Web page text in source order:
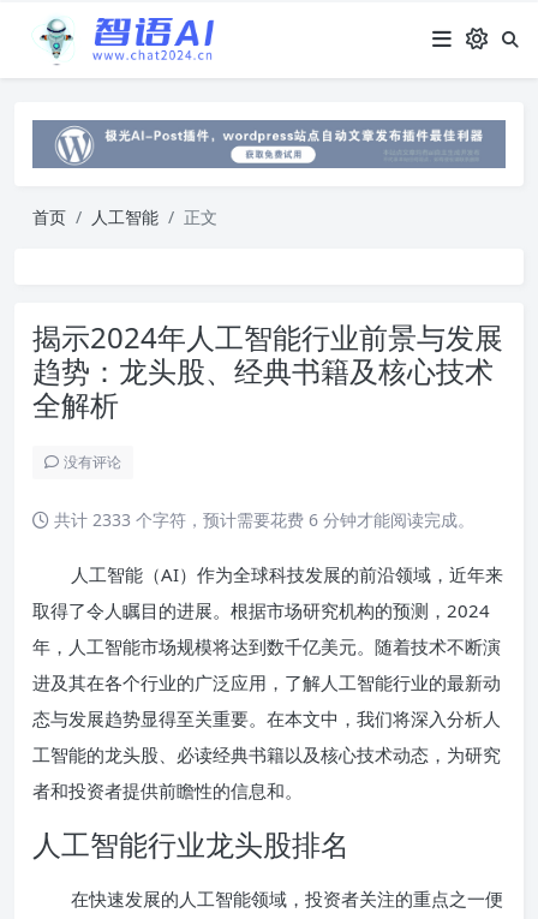
首页 人工智能 正文
揭示2024年人工智能行业前景与发展
趋势：龙头股、经典书籍及核心技术
全解析
没有评论
共计 2333 个字符，预计需要花费 6 分钟才能阅读完成。
人工智能（AI）作为全球科技发展的前沿领域，近年来
取得了令人瞩目的进展。根据市场研究机构的预测，2024
年，人工智能市场规模将达到数千亿美元。随着技术不断演
进及其在各个行业的广泛应用，了解人工智能行业的最新动
态与发展趋势显得至关重要。在本文中，我们将深入分析人
工智能的龙头股、必读经典书籍以及核心技术动态，为研究
者和投资者提供前瞻性的信息和。
人工智能行业龙头股排名
在快速发展的人工智能领域，投资者关注的重点之一便